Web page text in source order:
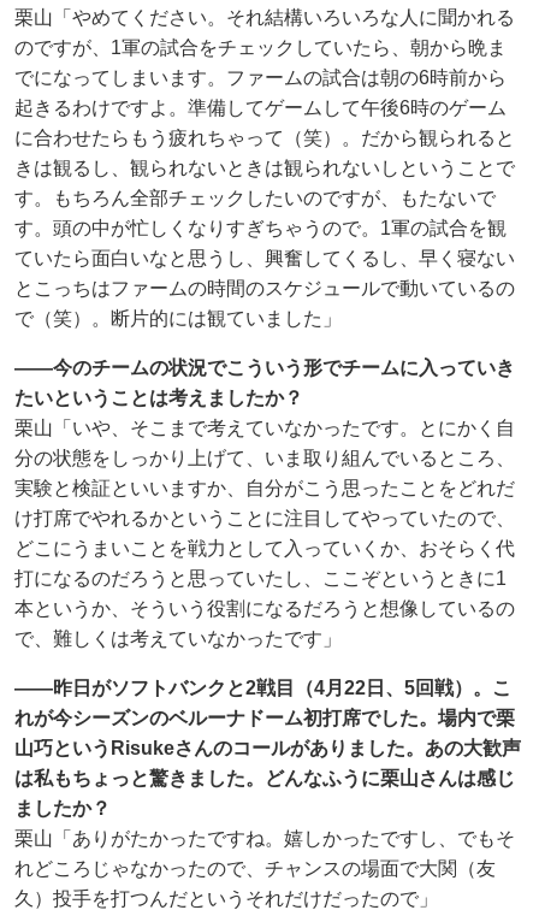
栗山「やめてください。それ結構いろいろな人に聞かれる
のですが、1軍の試合をチェックしていたら、朝から晩ま
でになってしまいます。ファームの試合は朝の6時前から
起きるわけですよ。準備してゲームして午後6時のゲーム
に合わせたらもう疲れちゃって（笑）。だから観られると
きは観るし、観られないときは観られないしということで
す。もちろん全部チェックしたいのですが、もたないで
す。頭の中が忙しくなりすぎちゃうので。1軍の試合を観
ていたら面白いなと思うし、興奮してくるし、早く寝ない
とこっちはファームの時間のスケジュールで動いているの
で（笑）。断片的には観ていました」
――今のチームの状況でこういう形でチームに入っていき
たいということは考えましたか？
栗山「いや、そこまで考えていなかったです。とにかく自
分の状態をしっかり上げて、いま取り組んでいるところ、
実験と検証といいますか、自分がこう思ったことをどれだ
け打席でやれるかということに注目してやっていたので、
どこにうまいことを戦力として入っていくか、おそらく代
打になるのだろうと思っていたし、ここぞというときに1
本というか、そういう役割になるだろうと想像しているの
で、難しくは考えていなかったです」
――昨日がソフトバンクと2戦目（4月22日、5回戦）。こ
れが今シーズンのベルーナドーム初打席でした。場内で栗
山巧というRisukeさんのコールがありました。あの大歓声
は私もちょっと驚きました。どんなふうに栗山さんは感じ
ましたか？
栗山「ありがたかったですね。嬉しかったですし、でもそ
れどころじゃなかったので、チャンスの場面で大関（友
久）投手を打つんだというそれだけだったので」